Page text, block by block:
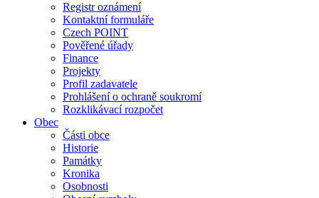
Registr oznámení
Kontaktní formuláře
Czech POINT
Pověřené úřady
Finance
Projekty
Profil zadavatele
Prohlášení o ochraně soukromí
Rozklikávací rozpočet
Obec
Části obce
Historie
Památky
Kronika
Osobnosti